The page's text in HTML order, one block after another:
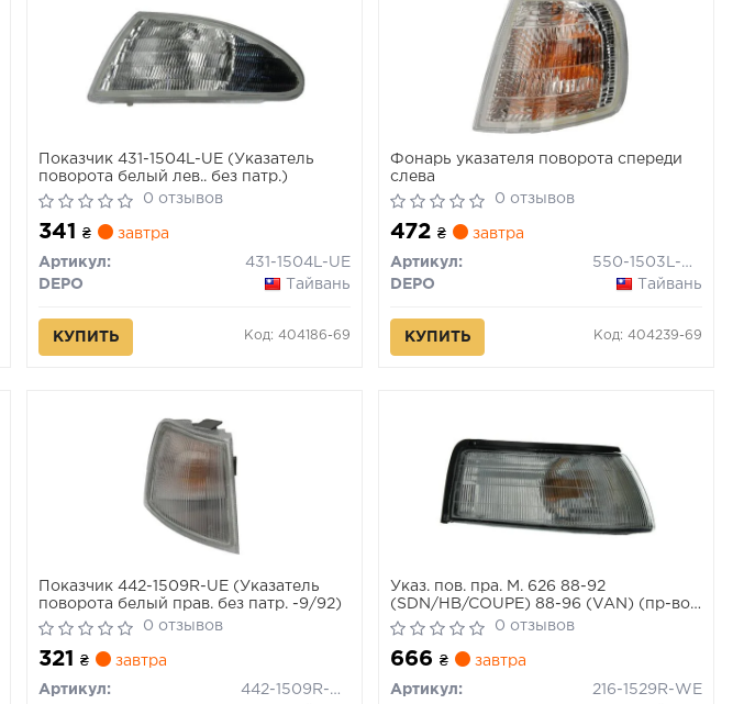
Показчик 431-1504L-UE (Указатель
поворота белый лев.. без патр.)
0 отзывов
341₴ завтра
Артикул:
431-1504L-UE
DEPO
Тайвань
КУПИТЬ Код: 404186-69
Фонарь указателя поворота спереди
слева
0 отзывов
472₴ завтра
Артикул:
550-1503L-WE
DEPO
Тайвань
КУПИТЬ Код: 404239-69
Показчик 442-1509R-UE (Указатель
поворота белый прав. без патр. -9/92)
0 отзывов
321₴ завтра
Артикул:
442-1509R-UE
Указ. пов. пра. M. 626 88-92
(SDN/HB/COUPE) 88-96 (VAN) (пр-во
DEPO)
0 отзывов
666₴ завтра
Артикул:
216-1529R-WE